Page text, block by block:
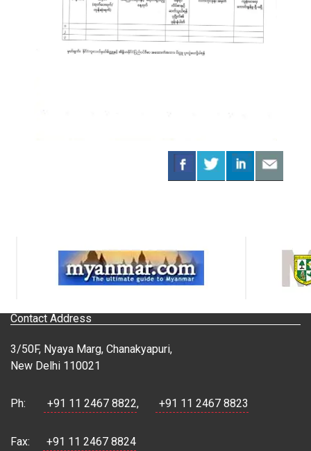
Contact Address
3/50F, Nyaya Marg, Chanakyapuri,
New Delhi 110021
Ph: +91 11 2467 8822, +91 11 2467 8823
Fax:
+91 11 2467 8824